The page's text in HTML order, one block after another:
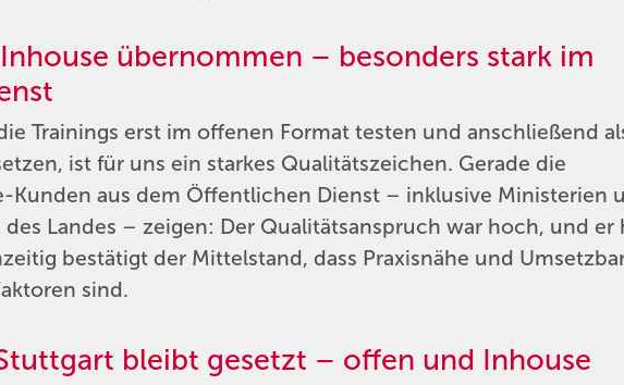
übernommen – besonders stark im
Trainings erst im offenen Format testen und anschließend
ist für uns ein starkes Qualitätszeichen. Gerade die
Kunden aus dem Öffentlichen Dienst – inklusive Ministerien
Landes – zeigen: Der Qualitätsanspruch war hoch, und er
bestätigt der Mittelstand, dass Praxisnähe und
sind.
bleibt gesetzt – offen und Inhouse